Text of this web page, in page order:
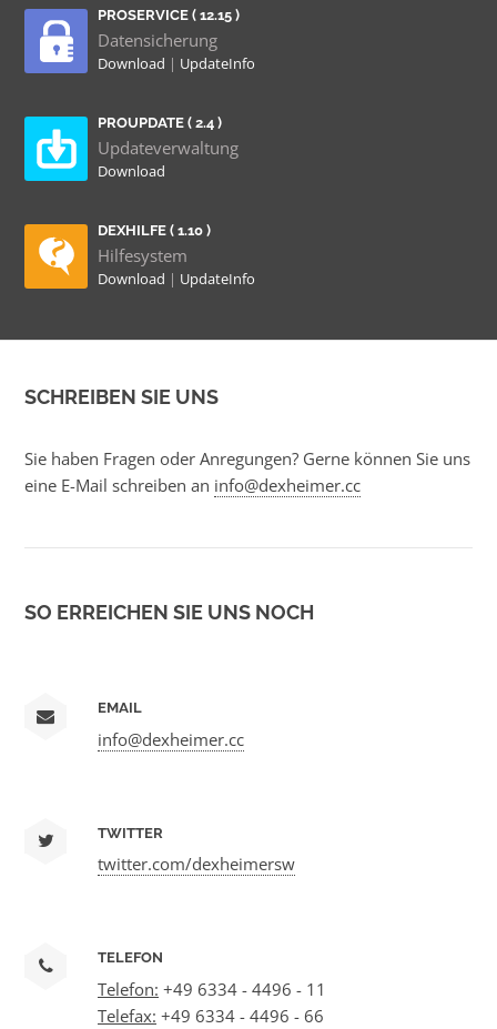
PROSERVICE ( 12.15 )
Datensicherung
Download | UpdateInfo
PROUPDATE ( 2.4 )
Updateverwaltung
Download
DEXHILFE ( 1.10 )
Hilfesystem
Download | UpdateInfo
SCHREIBEN SIE UNS
Sie haben Fragen oder Anregungen? Gerne können Sie uns
eine E-Mail schreiben an info@dexheimer.cc
SO ERREICHEN SIE UNS NOCH
EMAIL
info@dexheimer.cc
TWITTER
twitter.com/dexheimersw
TELEFON
Telefon: +49 6334 - 4496 - 11
Telefax: +49 6334 - 4496 - 66